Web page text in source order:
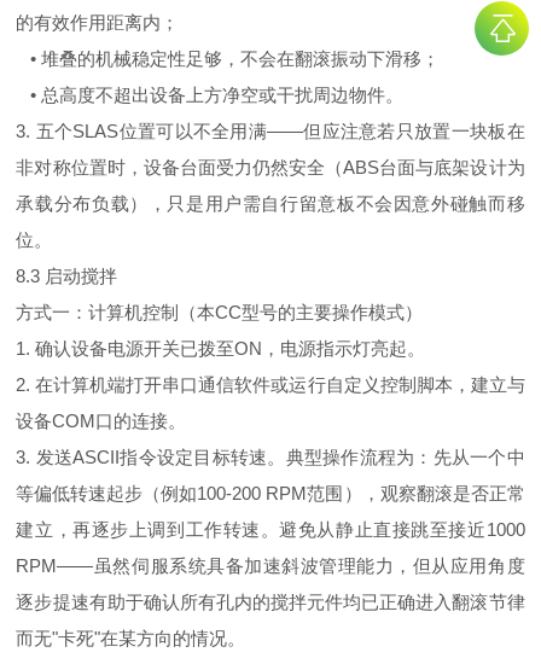
的有效作用距离内；
• 堆叠的机械稳定性足够，不会在翻滚振动下滑移；
• 总高度不超出设备上方净空或干扰周边物件。
3. 五个SLAS位置可以不全用满——但应注意若只放置一块板在
非对称位置时，设备台面受力仍然安全（ABS台面与底架设计为
承载分布负载），只是用户需自行留意板不会因意外碰触而移
位。
8.3 启动搅拌
方式一：计算机控制（本CC型号的主要操作模式）
1. 确认设备电源开关已拨至ON，电源指示灯亮起。
2. 在计算机端打开串口通信软件或运行自定义控制脚本，建立与
设备COM口的连接。
3. 发送ASCII指令设定目标转速。典型操作流程为：先从一个中
等偏低转速起步（例如100-200 RPM范围），观察翻滚是否正常
建立，再逐步上调到工作转速。避免从静止直接跳至接近1000
RPM——虽然伺服系统具备加速斜波管理能力，但从应用角度
逐步提速有助于确认所有孔内的搅拌元件均已正确进入翻滚节律
而无"卡死"在某方向的情况。